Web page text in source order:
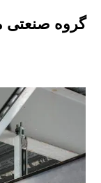
گروه صنعتی